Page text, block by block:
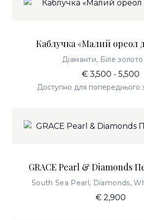
Каблучка «Малий ореол
Діаманти, Біле
€ 3,500 - 5,500
Доступно для попереднього
GRACE Pearl & Diamonds
South Sea Pearl, Diamonds,
€ 2,900